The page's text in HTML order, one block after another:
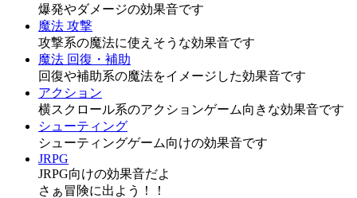
爆発やダメージの効果音です
魔法 攻撃
攻撃系の魔法に使えそうな効果音です
魔法 回復・補助
回復や補助系の魔法をイメージした効果音です
アクション
横スクロール系のアクションゲーム向きな効果音です
シューティング
シューティングゲーム向けの効果音です
JRPG
JRPG向けの効果音だよ
さぁ冒険に出よう！！